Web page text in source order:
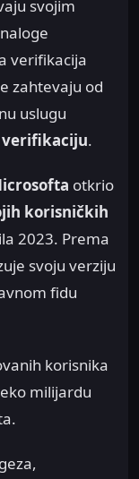
svojim
verifikacija
zahtevaju od
uslugu
verifikaciju.
otkrio
korisničkih
2023. Prema
svoju verziju
fidu
korisnika
milijardu